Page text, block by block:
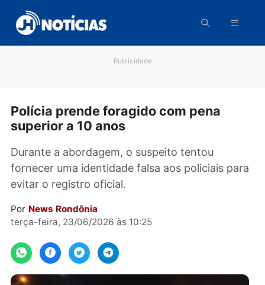
para
conteúdo
Polícia prende foragido com pena
Durante a abordagem, o suspeito tentou
fornecer uma identidade falsa aos policiais
evitar o registro oficial.
Por
terça-feira, 23/06/2026 às 10:25